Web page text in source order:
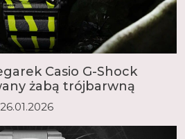
Casio G-Shock
żabą trójbarwną
26.01.2026